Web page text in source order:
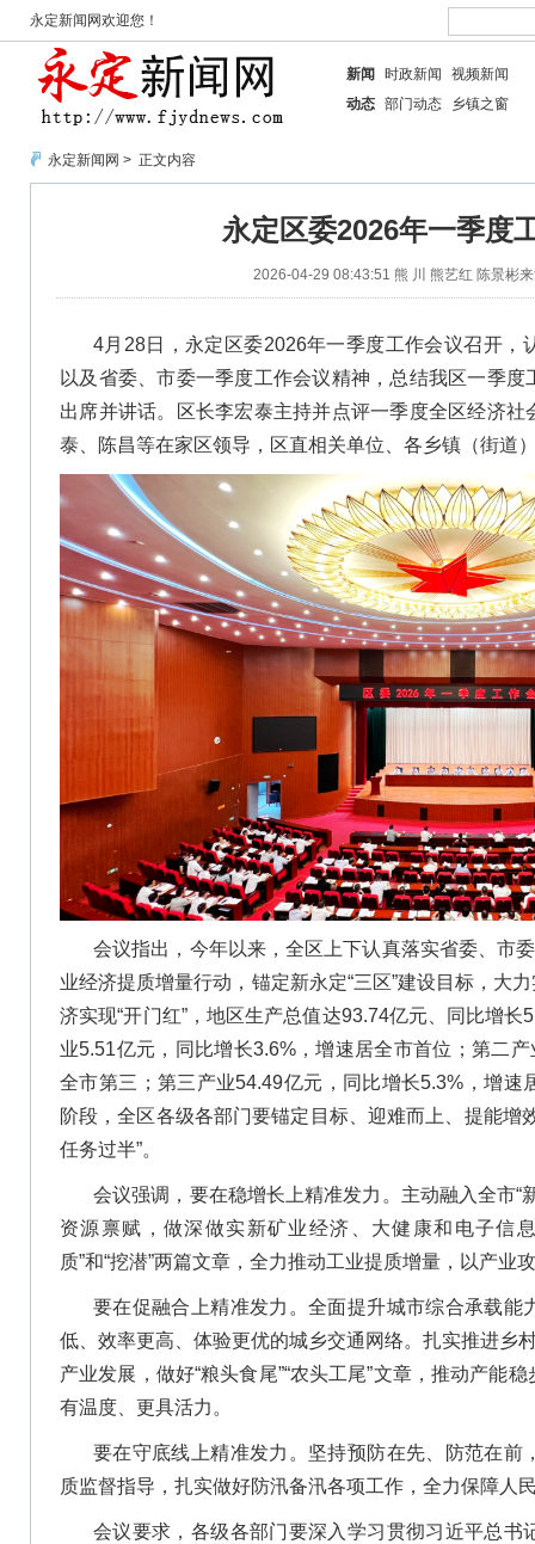
永定新闻网欢迎您！
新闻 时政新闻
视频新闻
动态 部门动态 乡镇之窗
永定新闻网 > 正文内容
永定区委2026年一季度
2026-04-29 08:43:51 熊 川 熊艺红 陈景彬
4月28日，永定区委2026年一季度工作会议召开，
以及省委、市委一季度工作会议精神，总结我区一季
出席并讲话。区长李宏泰主持并点评一季度全区经济
泰、陈昌等在家区领导，区直相关单位、各乡镇（街道
会议指出，今年以来，全区上下认真落实省委、市
业经济提质增量行动，锚定新永定“三区”建设目标，大
济实现“开门红”，地区生产总值达93.74亿元、同比增
业5.51亿元，同比增长3.6%，增速居全市首位；第二
全市第三；第三产业54.49亿元，同比增长5.3%，增速
阶段，全区各级各部门要锚定目标、迎难而上、提能增
任务过半”。
会议强调，要在稳增长上精准发力。主动融入全市“
资源禀赋，做深做实新矿业经济、大健康和电子信
质”和“挖潜”两篇文章，全力推动工业提质增量，以产业
要在促融合上精准发力。全面提升城市综合承载能
低、效率更高、体验更优的城乡交通网络。扎实推进乡
产业发展，做好“粮头食尾”“农头工尾”文章，推动产能
有温度、更具活力。
要在守底线上精准发力。坚持预防在先、防范在前
质监督指导，扎实做好防汛备汛各项工作，全力保障人
会议要求，各级各部门要深入学习贯彻习近平总书